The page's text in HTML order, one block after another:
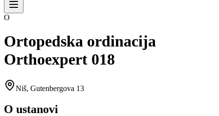
O
Ortopedska ordinacija
Orthoexpert 018
Niš, Gutenbergova 13
O ustanovi